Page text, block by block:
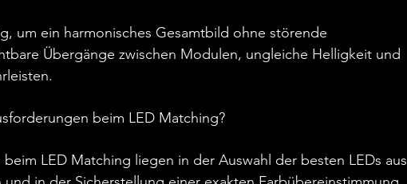
um ein harmonisches Gesamtbild ohne störende
Übergänge zwischen Modulen, ungleiche Helligkeit und
beim LED Matching?
LED Matching liegen in der Auswahl der besten LEDs aus